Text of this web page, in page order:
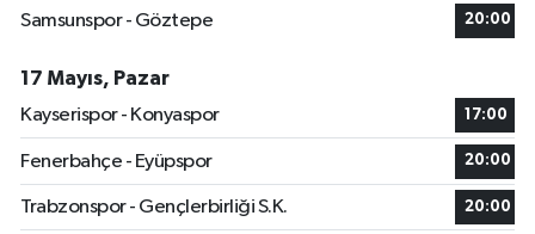
Samsunspor - Göztepe 20:00
17 Mayıs, Pazar
Kayserispor - Konyaspor
17:00
Fenerbahçe - Eyüpspor 20:00
Trabzonspor - Gençlerbirliği S.K. 20:00